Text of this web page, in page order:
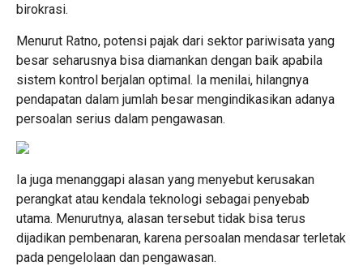
birokrasi.
Menurut Ratno, potensi pajak dari sektor pariwisata yang
besar seharusnya bisa diamankan dengan baik apabila
sistem kontrol berjalan optimal. Ia menilai, hilangnya
pendapatan dalam jumlah besar mengindikasikan adanya
persoalan serius dalam pengawasan.
Ia juga menanggapi alasan yang menyebut kerusakan
perangkat atau kendala teknologi sebagai penyebab
utama. Menurutnya, alasan tersebut tidak bisa terus
dijadikan pembenaran, karena persoalan mendasar terletak
pada pengelolaan dan pengawasan.